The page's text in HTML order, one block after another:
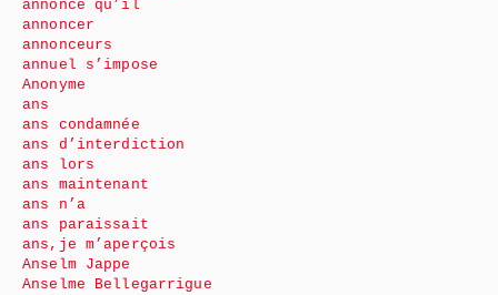
annonce qu’il
annoncer
annonceurs
annuel s’impose
Anonyme
ans
ans condamnée
ans d’interdiction
ans lors
ans maintenant
ans n’a
ans paraissait
ans,je m’aperçois
Anselm Jappe
Anselme Bellegarrigue